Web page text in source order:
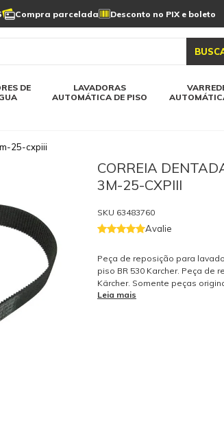
Compra parcelada Desconto no PIX e boleto
DE
bateria
LAVADORAS
AUTOMÁTICA DE PISO
automática
25-cxpiii
CORREIA
3M-25-CXPIII
SKU 63483760
Avalie
Peça de reposição para
piso BR 530 Karcher. Peça de
Kärcher. Somente peças
qualidade e a segurança do
Leia mais